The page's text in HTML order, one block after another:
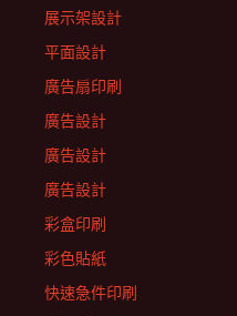
展示架設計
平面設計
廣告扇印刷
廣告設計
廣告設計
廣告設計
彩盒印刷
彩色貼紙
快速急件印刷